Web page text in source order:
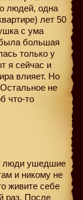
людей, одна
лет 50
с ума
большая
только у
я сейчас и
влияет. Но
не
что-то
люди ушедшие
и никому не
живите себе
раз. После